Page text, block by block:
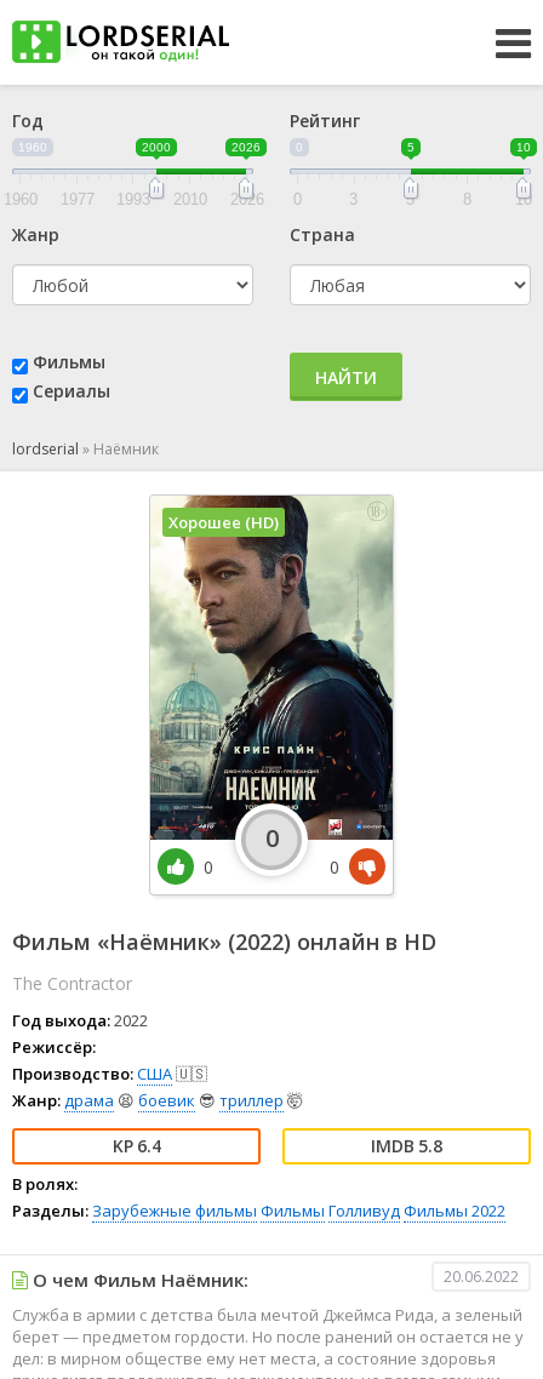
Год
1960 2000 2026
1960 1977 1993 2010 2026
Рейтинг
0 5 10
0 3 5 8 10
Жанр Страна
Фильмы
Сериалы
НАЙТИ
lordserial » Наёмник
Фильм «Наёмник» (2022) онлайн в HD
The Contractor
Год выхода:2022
Режиссёр:
Производство:США🇺🇸
Жанр:драма 😫 боевик 😎 триллер 🤯
6.4 5.8
В ролях:
Разделы: Зарубежные фильмы Фильмы ГолливудФильмы 2022
Хорошее (HD)
0
0
0
О чем Фильм Наёмник: 20.06.2022
Служба в армии с детства была мечтой Джеймса Рида, а зеленый
берет — предметом гордости. Но после ранений он остается не у
дел: в мирном обществе ему нет места, а состояние здоровья